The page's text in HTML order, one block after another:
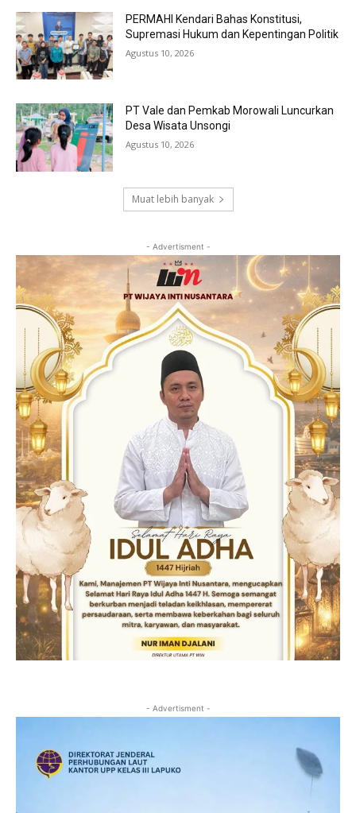
PERMAHI Kendari Bahas Konstitusi,
Supremasi Hukum dan Kepentingan Politik
Agustus 10, 2026
PT Vale dan Pemkab Morowali Luncurkan
Desa Wisata Unsongi
Agustus 10, 2026
Muat lebih banyak
- Advertisment -
- Advertisment -